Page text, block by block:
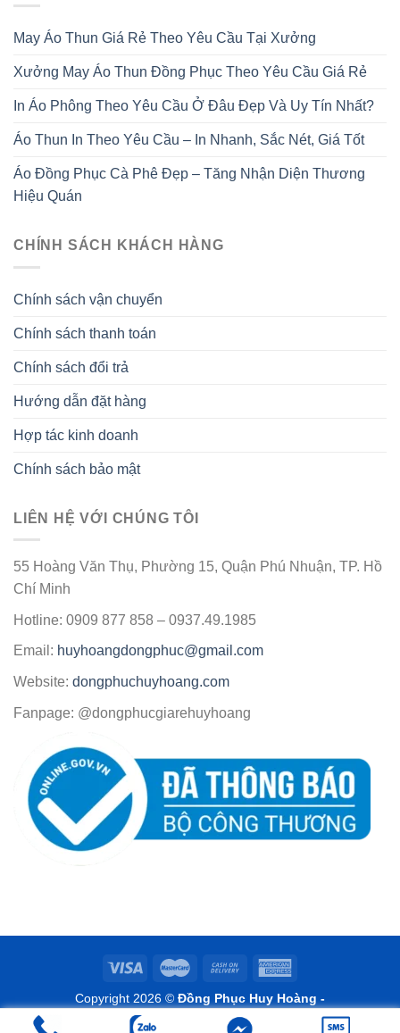
May Áo Thun Giá Rẻ Theo Yêu Cầu Tại Xưởng
Xưởng May Áo Thun Đồng Phục Theo Yêu Cầu Giá Rẻ
In Áo Phông Theo Yêu Cầu Ở Đâu Đẹp Và Uy Tín Nhất?
Áo Thun In Theo Yêu Cầu – In Nhanh, Sắc Nét, Giá Tốt
Áo Đồng Phục Cà Phê Đẹp – Tăng Nhận Diện Thương
Hiệu Quán
CHÍNH SÁCH KHÁCH HÀNG
Chính sách vận chuyển
Chính sách thanh toán
Chính sách đổi trả
Hướng dẫn đặt hàng
Hợp tác kinh doanh
Chính sách bảo mật
LIÊN HỆ VỚI CHÚNG TÔI
55 Hoàng Văn Thụ, Phường 15, Quận Phú Nhuận, TP. Hồ
Chí Minh
Hotline: 0909 877 858 – 0937.49.1985
Email: huyhoangdongphuc@gmail.com
Website: dongphuchuyhoang.com
Fanpage: @dongphucgiarehuyhoang
Copyright 2026 © Đồng Phục Huy Hoàng -
www.dongphuchuyhoang.com